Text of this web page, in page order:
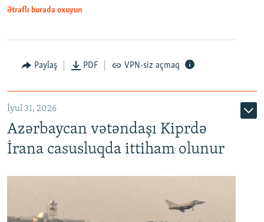
Ətraflı burada oxuyun
Paylaş PDF VPN-siz açmaq
İyul 31, 2026
Azərbaycan vətəndaşı Kiprdə
İrana casusluqda ittiham olunur